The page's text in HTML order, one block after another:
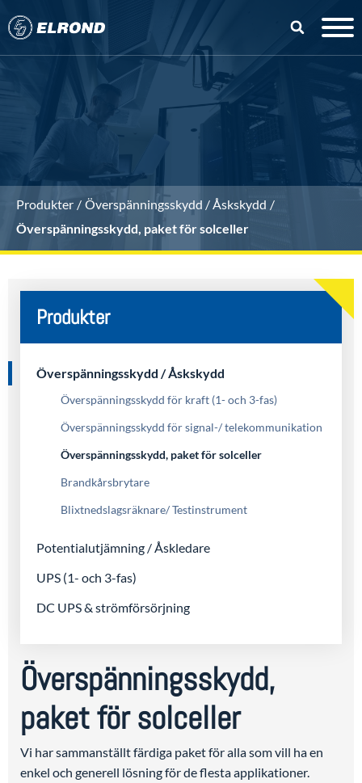
Produkter
Överspänningsskydd / Åskskydd
Överspänningsskydd, paket för solceller
Produkter
Överspänningsskydd / Åskskydd
Överspänningsskydd för kraft (1- och 3-fas)
Överspänningsskydd för signal-/ telekommunikation
Överspänningsskydd, paket för solceller
Brandkårsbrytare
Blixtnedslagsräknare/ Testinstrument
Potentialutjämning / Åskledare
UPS (1- och 3-fas)
DC UPS & strömförsörjning
Överspänningsskydd,
paket för solceller
Vi har sammanställt färdiga paket för alla som vill ha en
enkel och generell lösning för de flesta applikationer.